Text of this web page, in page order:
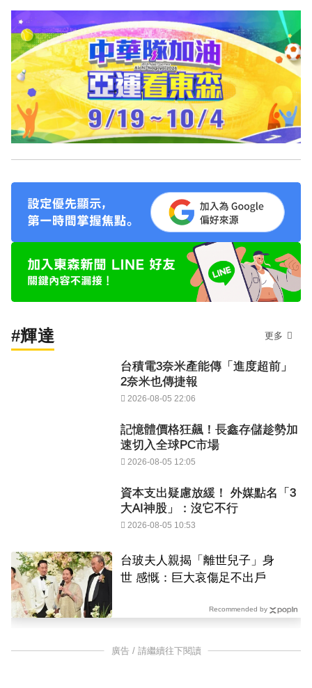
#輝達 更多
台積電3奈米產能傳「進度超前」
2奈米也傳捷報
2026-08-05 22:06
記憶體價格狂飆！長鑫存儲趁勢加
速切入全球PC市場
2026-08-05 12:05
資本支出疑慮放緩！ 外媒點名「3
大AI神股」：沒它不行
2026-08-05 10:53
台玻夫人親揭「離世兒子」身
世 感慨：巨大哀傷足不出戶
Recommended by
廣告 / 請繼續往下閱讀